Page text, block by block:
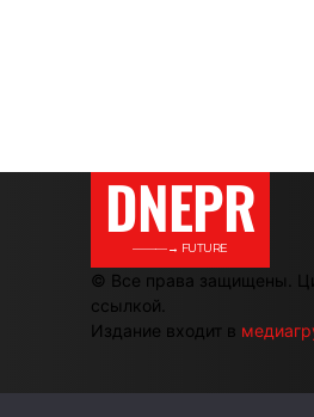
DNEPR
———→ FUTURE
© Все права защищены.
ссылкой.
Издание входит в